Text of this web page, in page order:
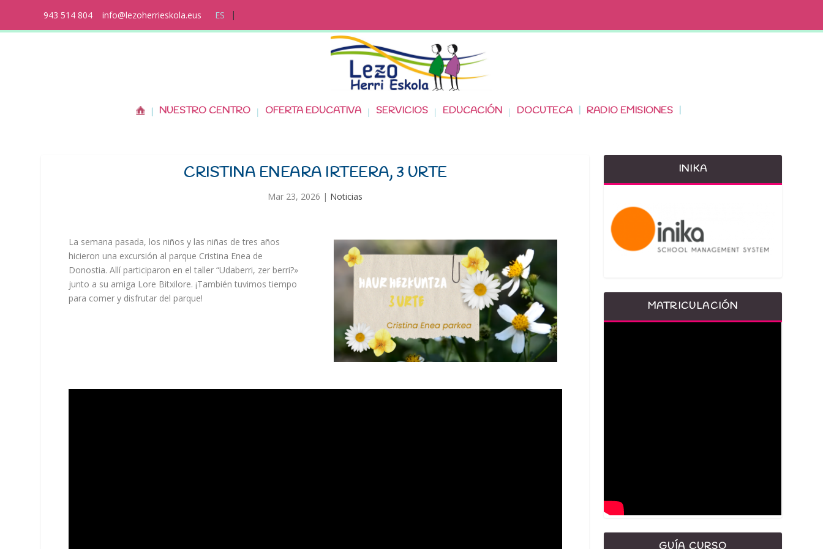
943 514 804 info@lezoherrieskola.eus ES
NUESTRO CENTRO OFERTA EDUCATIVA SERVICIOS EDUCACIÓN DOCUTECA RADIO EMISIONES
CRISTINA ENEARA IRTEERA, 3 URTE
Mar 23, 2026 | Noticias
La semana pasada, los niños y las niñas de tres años
hicieron una excursión al parque Cristina Enea de
Donostia. Allí participaron en el taller “Udaberri, zer berri?»
junto a su amiga Lore Bitxilore. ¡También tuvimos tiempo
para comer y disfrutar del parque!
INIKA
MATRICULACIÓN
GUÍA CURSO